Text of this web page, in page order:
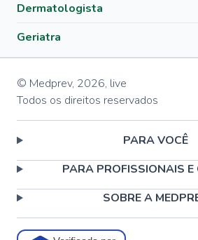
Dermatologista
Geriatra
© Medprev, 2026, live
Todos os direitos reservados
PARA VOCÊ
PARA PROFISSIONAIS E
SOBRE A